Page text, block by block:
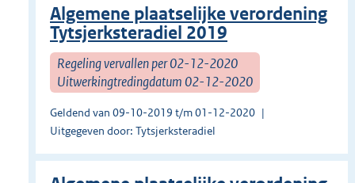
Algemene plaatselijke verordening
Tytsjerksteradiel 2019
Regeling vervallen per 02-12-2020
Uitwerkingtredingdatum 02-12-2020
Geldend van 09-10-2019 t/m 01-12-2020
Uitgegeven door: Tytsjerksteradiel